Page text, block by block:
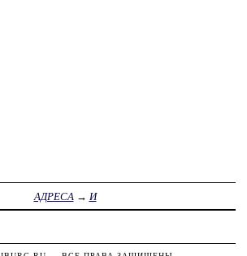
АДРЕСА → И